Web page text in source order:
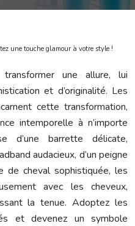
une touche glamour à votre style !
une allure, lui
et d’originalité. Les
cette transformation,
intemporelle à n’importe
d’une barrette délicate,
audacieux, d’un peigne
de cheval sophistiquée, les
avec les cheveux,
la tenue. Adoptez les
et devenez un symbole